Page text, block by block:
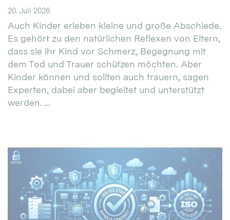
20. Juli 2026
Auch Kinder erleben kleine und große Abschiede.
Es gehört zu den natürlichen Reflexen von Eltern,
dass sie ihr Kind vor Schmerz, Begegnung mit
dem Tod und Trauer schützen möchten. Aber
Kinder können und sollten auch trauern, sagen
Experten, dabei aber begleitet und unterstützt
werden. ...